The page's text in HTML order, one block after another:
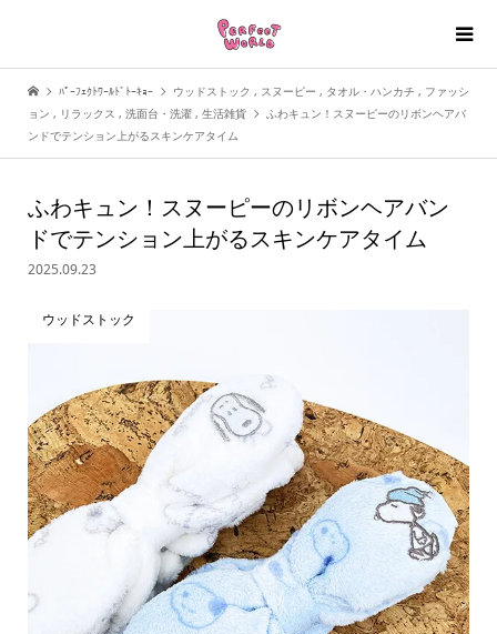
ﾊﾟｰﾌｪｸﾄﾜｰﾙﾄﾞﾄｰｷｮｰ ウッドストック , スヌーピー , タオル・ハンカチ , ファッシ
ョン , リラックス , 洗面台・洗濯 , 生活雑貨
ふわキュン！スヌーピーのリボンヘアバ
ンドでテンション上がるスキンケアタイム
ふわキュン！スヌーピーのリボンヘアバン
ドでテンション上がるスキンケアタイム
2025.09.23
ウッドストック